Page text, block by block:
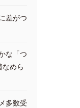
差がつ
な「つ
めら
多数受